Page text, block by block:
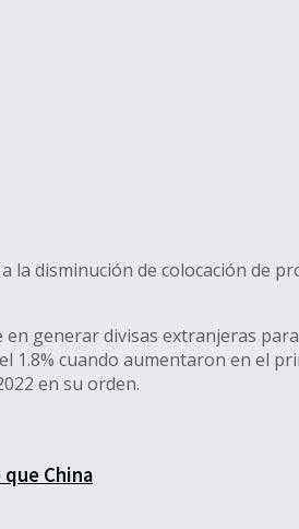
la disminución de colocación de
generar divisas extranjeras
1.8% cuando aumentaron en el
en su orden.
China